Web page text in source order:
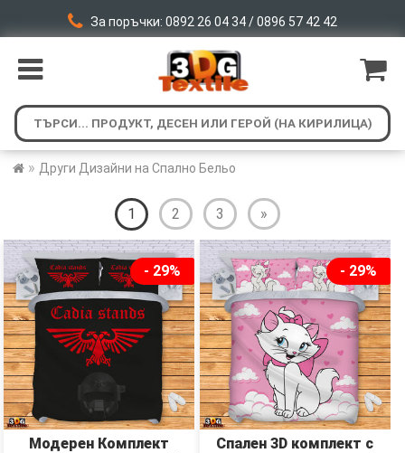
За поръчки: 0892 26 04 34 / 0896 57 42 42
» Други Дизайни на Спално Бельо
1 2 3 »
- 29%
Модерен Комплект
- 29%
Спален 3D комплект с